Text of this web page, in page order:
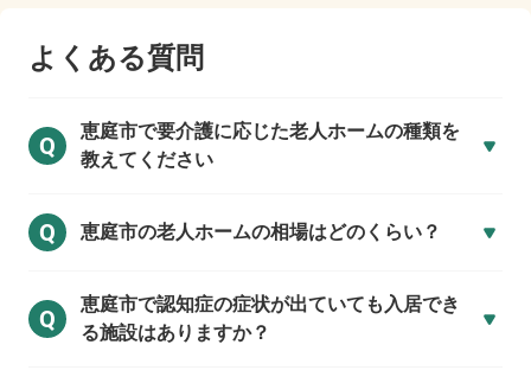
よくある質問
Q
恵庭市で要介護に応じた老人ホームの種類を
教えてください
Q 恵庭市の老人ホームの相場はどのくらい？
Q
恵庭市で認知症の症状が出ていても入居でき
る施設はありますか？